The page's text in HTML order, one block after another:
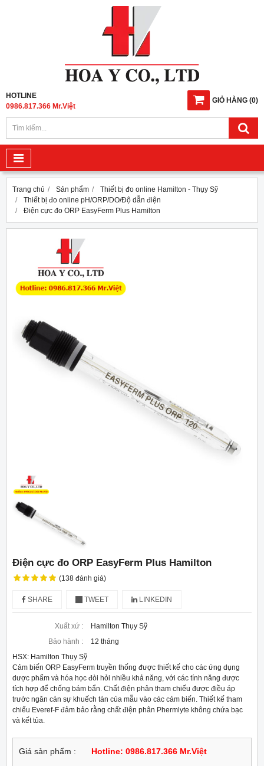
GIỎ HÀNG (0)
HOTLINE
0986.817.366 Mr.Việt
Trang chủ Sản phẩm
Thiết bị đo online Hamilton - Thụy Sỹ
Thiết bị đo online pH/ORP/DO/Độ dẫn điện
Điện cực đo ORP EasyFerm Plus Hamilton
Điện cực đo ORP EasyFerm Plus Hamilton
(138 đánh giá)
SHARE TWEET LINKEDIN
Xuất xứ :
Hamilton Thụy Sỹ
Bảo hành :
12 tháng
HSX: Hamilton Thụy Sỹ
Cảm biến ORP EasyFerm truyền thống được thiết kế cho các ứng dụng
dược phẩm và hóa học đòi hỏi nhiều khả năng, với các tính năng được
tích hợp để chống bám bẩn. Chất điện phân tham chiếu được điều áp
trước ngăn cản sự khuếch tán của mẫu vào các cảm biến. Thiết kế tham
chiếu Everef-F đảm bảo rằng chất điện phân Phermlyte không chứa bạc
và kết tủa.
Giá sản phẩm : Hotline: 0986.817.366 Mr.Việt